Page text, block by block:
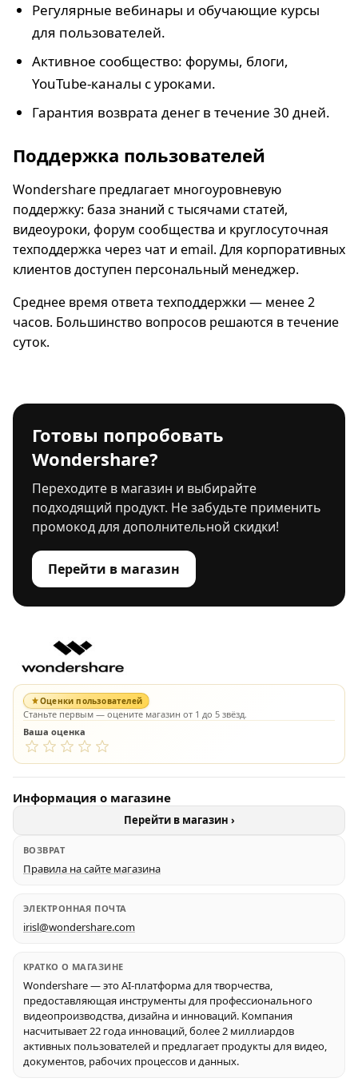
Регулярные вебинары и обучающие курсы
для пользователей.
Активное сообщество: форумы, блоги,
YouTube-каналы с уроками.
Гарантия возврата денег в течение 30 дней.
Поддержка пользователей
Wondershare предлагает многоуровневую
поддержку: база знаний с тысячами статей,
видеоуроки, форум сообщества и круглосуточная
техподдержка через чат и email. Для корпоративных
клиентов доступен персональный менеджер.
Среднее время ответа техподдержки — менее 2
часов. Большинство вопросов решаются в течение
суток.
Готовы попробовать
Wondershare?
Переходите в магазин и выбирайте
подходящий продукт. Не забудьте применить
промокод для дополнительной скидки!
Перейти в магазин
Оценки пользователей
Станьте первым — оцените магазин от 1 до 5 звёзд.
Ваша оценка
Информация о магазине
Перейти в магазин ›
ВОЗВРАТ
Правила на сайте магазина
ЭЛЕКТРОННАЯ ПОЧТА
irisl@wondershare.com
КРАТКО О МАГАЗИНЕ
Wondershare — это AI-платформа для творчества,
предоставляющая инструменты для профессионального
видеопроизводства, дизайна и инноваций. Компания
насчитывает 22 года инноваций, более 2 миллиардов
активных пользователей и предлагает продукты для видео,
документов, рабочих процессов и данных.